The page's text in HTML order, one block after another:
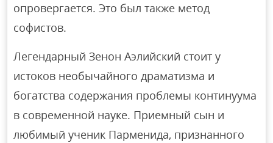
опровергается. Это был также метод
софистов.
Легендарный Зенон Аэлийский стоит у
истоков необычайного драматизма и
богатства содержания проблемы континуума
в современной науке. Приемный сын и
любимый ученик Парменида, признанного